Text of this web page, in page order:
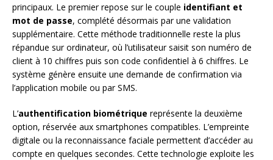
principaux. Le premier repose sur le couple identifiant et
mot de passe, complété désormais par une validation
supplémentaire. Cette méthode traditionnelle reste la plus
répandue sur ordinateur, où l’utilisateur saisit son numéro de
client à 10 chiffres puis son code confidentiel à 6 chiffres. Le
système génère ensuite une demande de confirmation via
l’application mobile ou par SMS.
L’authentification biométrique représente la deuxième
option, réservée aux smartphones compatibles. L’empreinte
digitale ou la reconnaissance faciale permettent d’accéder au
compte en quelques secondes. Cette technologie exploite les